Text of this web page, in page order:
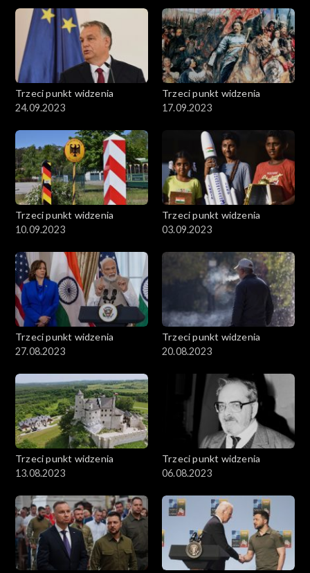
Trzeci punkt widzenia
24.09.2023
Trzeci punkt widzenia
17.09.2023
Trzeci punkt widzenia
10.09.2023
Trzeci punkt widzenia
03.09.2023
Trzeci punkt widzenia
27.08.2023
Trzeci punkt widzenia
20.08.2023
Trzeci punkt widzenia
13.08.2023
Trzeci punkt widzenia
06.08.2023